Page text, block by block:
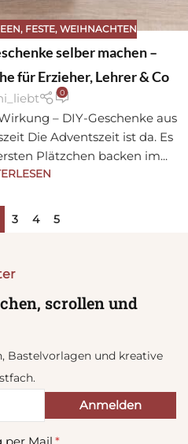
, FESTE, WEIHNACHTEN
selber machen –
für Erzieher, Lehrer & Co
0
– DIY-Geschenke aus
Die Adventszeit ist da. Es
Plätzchen backen im...
3 4 5
scrollen und
Bastelvorlagen und kreative